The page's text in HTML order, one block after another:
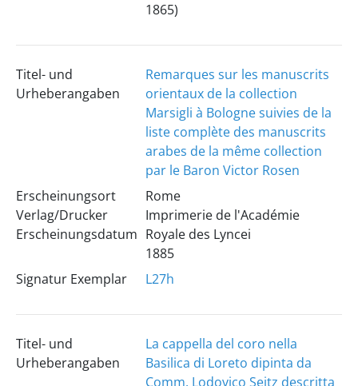
1865)
Titel- und
Urheberangaben
Remarques sur les manuscrits
orientaux de la collection
Marsigli à Bologne suivies de la
liste complète des manuscrits
arabes de la même collection
par le Baron Victor Rosen
Erscheinungsort
Verlag/Drucker
Erscheinungsdatum
Rome
Imprimerie de l'Académie
Royale des Lyncei
1885
Signatur Exemplar
L27h
Titel- und
Urheberangaben
La cappella del coro nella
Basilica di Loreto dipinta da
Comm. Lodovico Seitz descritta